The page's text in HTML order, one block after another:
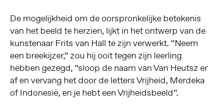
De mogelijkheid om de oorspronkelijke betekenis
van het beeld te herzien, lijkt in het ontwerp van de
kunstenaar Frits van Hall te zijn verwerkt. “Neem
een breekijzer,” zou hij ooit tegen zijn leerling
hebben gezegd, “sloop de naam van Van Heutsz er
af en vervang het door de letters Vrijheid, Merdeka
of Indonesië, en je hebt een Vrijheidsbeeld”.